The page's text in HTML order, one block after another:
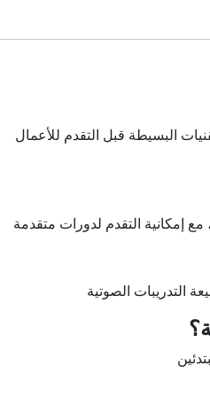
البسيطة قبل التقدم للأعمال